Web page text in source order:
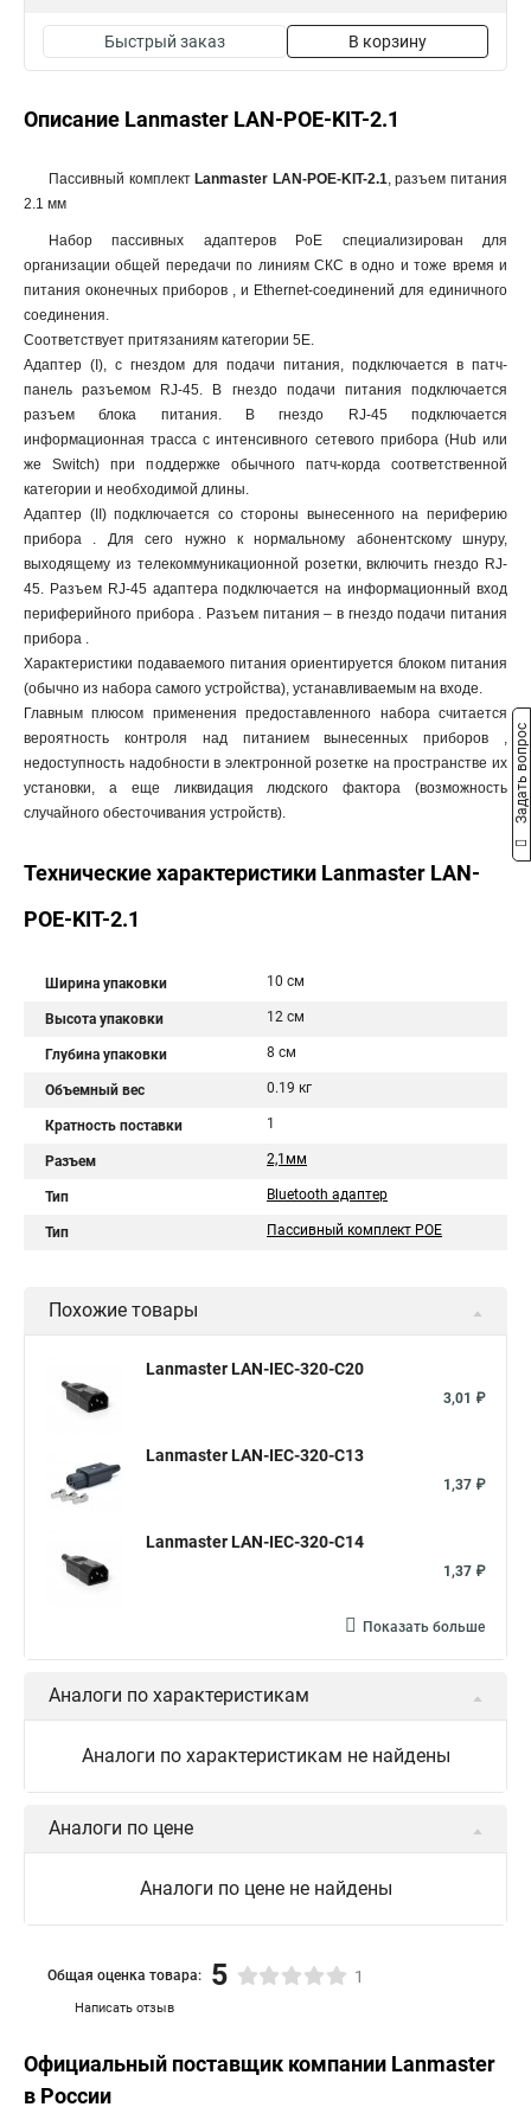
Быстрый заказ В корзину
Описание Lanmaster LAN-POE-KIT-2.1
Пассивный комплектLanmaster LAN-POE-KIT-2.1, разъем питания
2.1 мм
Набор пассивных адаптеров PoE специализирован для
организации общей передачи по линиям СКС в одно и тоже время и
питания оконечных приборов , и Ethernet-соединений для единичного
соединения.
Соответствует притязаниям категории 5E.
Адаптер (I), с гнездом для подачи питания, подключается в патч-
панель разъемом RJ-45. В гнездо подачи питания подключается
разъем блока питания. В гнездо RJ-45 подключается
информационная трасса с интенсивного сетевого прибора (Hub или
же Switch) при поддержке обычного патч-корда соответственной
категории и необходимой длины.
Адаптер (II) подключается со стороны вынесенного на периферию
прибора . Для сего нужно к нормальному абонентскому шнуру,
выходящему из телекоммуникационной розетки, включить гнездо RJ-
45. Разъем RJ-45 адаптера подключается на информационный вход
периферийного прибора . Разъем питания – в гнездо подачи питания
прибора .
Характеристики подаваемого питания ориентируется блоком питания
(обычно из набора самого устройства), устанавливаемым на входе.
Главным плюсом применения предоставленного набора считается
вероятность контроля над питанием вынесенных приборов ,
недоступность надобности в электронной розетке на пространстве их
установки, а еще ликвидация людского фактора (возможность
случайного обесточивания устройств).
Технические характеристики Lanmaster LAN-
POE-KIT-2.1
Ширина упаковки 10 см
Высота упаковки 12 см
Глубина упаковки 8 см
Объемный вес 0.19 кг
Кратность поставки 1
Разъем 2,1мм
Тип Bluetooth адаптер
Тип Пассивный комплект POE
Похожие товары
Lanmaster LAN-IEC-320-C20
3,01 ₽
Lanmaster LAN-IEC-320-C13
1,37 ₽
Lanmaster LAN-IEC-320-C14
1,37 ₽
Показать больше
Аналоги по характеристикам
Аналоги по характеристикам не найдены
Аналоги по цене
Аналоги по цене не найдены
Написать отзыв
Общая оценка товара: 5 1
Официальный поставщик компании Lanmaster
в России
Задать вопрос